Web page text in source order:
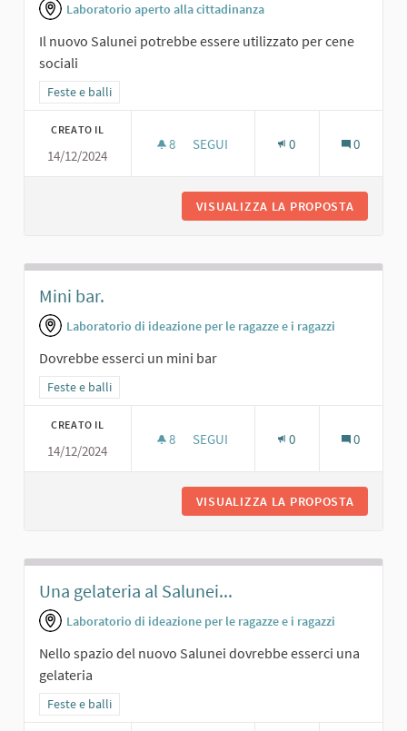
Laboratorio aperto alla cittadinanza
Il nuovo Salunei potrebbe essere utilizzato per cene
sociali
Filtra i risultati per categoria: Feste e balli
Feste e balli
CREATO IL
14/12/2024
8 8 SOSTENITORI
SEGUI 0 0
VISUALIZZA LA PROPOSTA
Mini bar.
Laboratorio di ideazione per le ragazze e i ragazzi
Dovrebbe esserci un mini bar
Filtra i risultati per categoria: Feste e balli
Feste e balli
CREATO IL
14/12/2024
8 8 SOSTENITORI
SEGUI 0 0
VISUALIZZA LA PROPOSTA
Una gelateria al Salunei...
Laboratorio di ideazione per le ragazze e i ragazzi
Nello spazio del nuovo Salunei dovrebbe esserci una
gelateria
Filtra i risultati per categoria: Feste e balli
Feste e balli